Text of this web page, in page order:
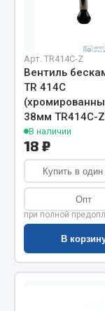
Прокладки
Рукава высокого
Весь раздел
Автолампы
Блоки реле и
Вилки
Арт. TR414С-Z
Вентиль
TR 414С
38мм TR414С-Z
В наличии
18 ₽
Купить в один
Опт
при полной
В